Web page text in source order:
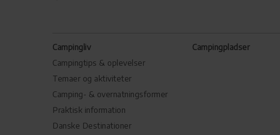
Campingliv
Campingtips & oplevelser
Temaer og aktiviteter
Camping- & overnatningsformer
Praktisk information
Danske Destinationer
Campingpladser